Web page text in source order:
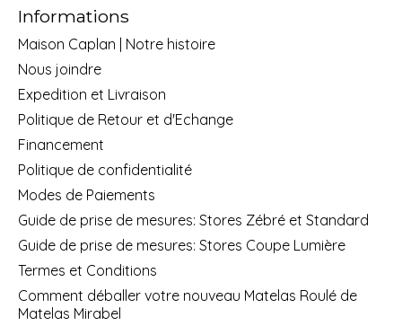
Informations
Maison Caplan | Notre histoire
Nous joindre
Expedition et Livraison
Politique de Retour et d'Echange
Financement
Politique de confidentialité
Modes de Paiements
Guide de prise de mesures: Stores Zébré et Standard
Guide de prise de mesures: Stores Coupe Lumière
Termes et Conditions
Comment déballer votre nouveau Matelas Roulé de
Matelas Mirabel